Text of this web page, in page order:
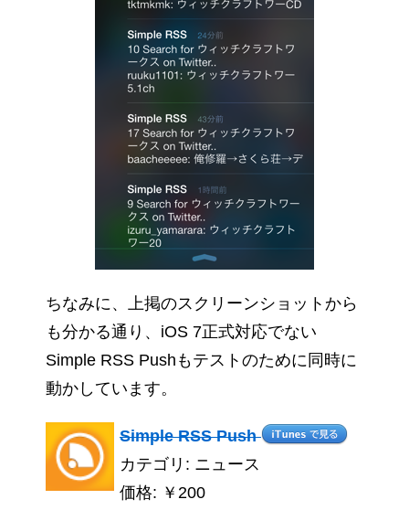
ちなみに、上掲のスクリーンショットから
も分かる通り、iOS 7正式対応でない
Simple RSS Pushもテストのために同時に
動かしています。
Simple RSS Push
カテゴリ: ニュース
価格: ￥200